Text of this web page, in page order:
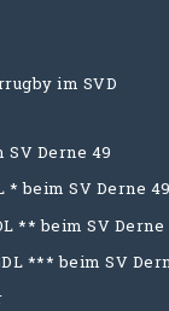
im SVD
SV Derne 49
* beim SV Derne 49
** beim SV Derne
*** beim SV